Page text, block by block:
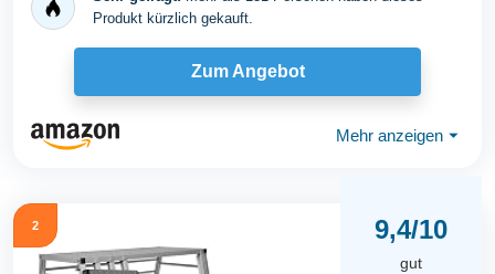
Produkt kürzlich gekauft.
Zum Angebot
Mehr anzeigen ⏷
2 9,4/10
gut